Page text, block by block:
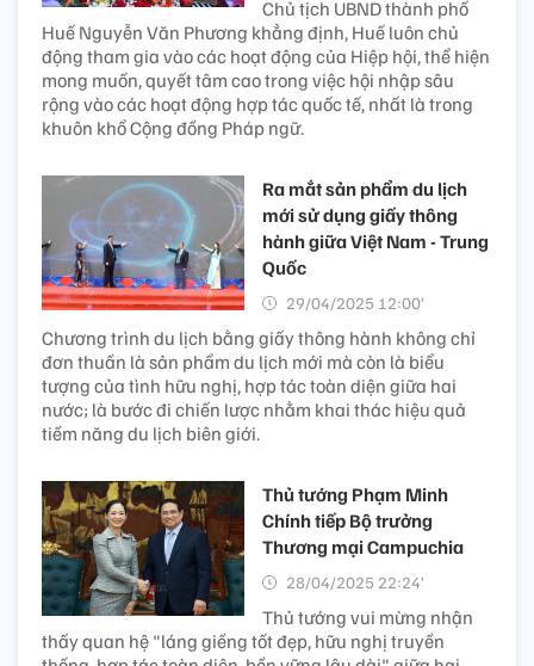
Chủ tịch UBND thành phố
Huế Nguyễn Văn Phương khẳng định, Huế luôn chủ
động tham gia vào các hoạt động của Hiệp hội, thể hiện
mong muốn, quyết tâm cao trong việc hội nhập sâu
rộng vào các hoạt động hợp tác quốc tế, nhất là trong
khuôn khổ Cộng đồng Pháp ngữ.
Ra mắt sản phẩm du lịch
mới sử dụng giấy thông
hành giữa Việt Nam - Trung
Quốc
29/04/2025 12:00’
Chương trình du lịch bằng giấy thông hành không chỉ
đơn thuần là sản phẩm du lịch mới mà còn là biểu
tượng của tình hữu nghị, hợp tác toàn diện giữa hai
nước; là bước đi chiến lược nhằm khai thác hiệu quả
tiềm năng du lịch biên giới.
Thủ tướng Phạm Minh
Chính tiếp Bộ trưởng
Thương mại Campuchia
28/04/2025 22:24’
Thủ tướng vui mừng nhận
thấy quan hệ "láng giềng tốt đẹp, hữu nghị truyền